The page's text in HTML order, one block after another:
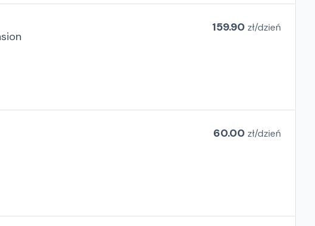
159.90 zł/dzień
60.00 zł/dzień